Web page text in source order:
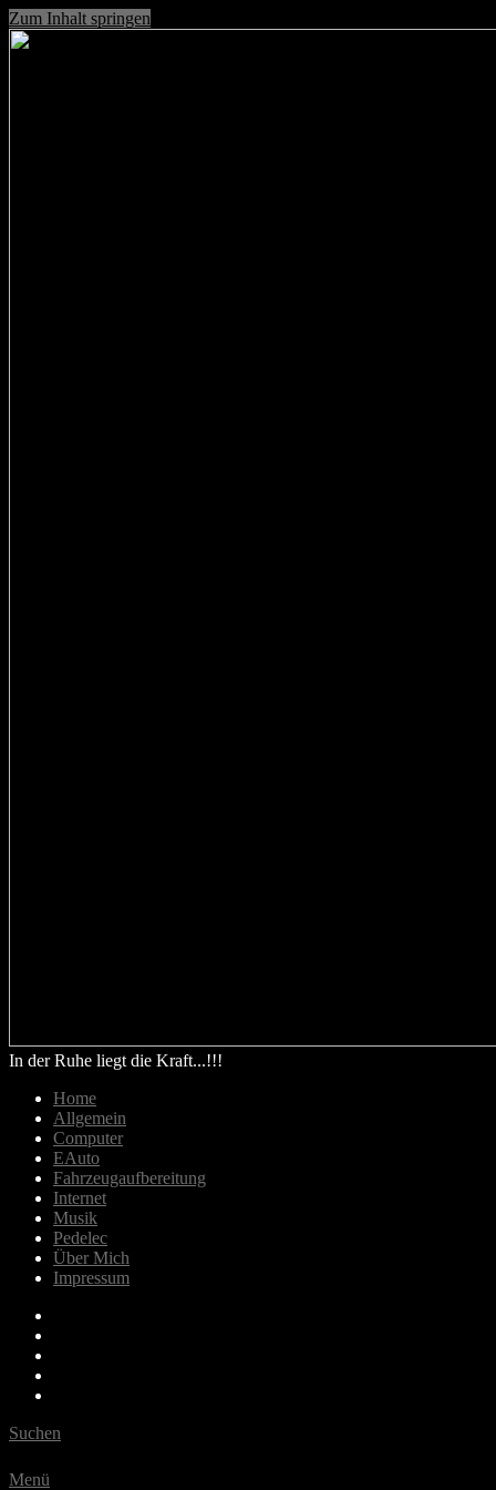
Zum Inhalt springen
In der Ruhe liegt die Kraft...!!!
Home
Allgemein
Computer
EAuto
Fahrzeugaufbereitung
Internet
Musik
Pedelec
Über Mich
Impressum
Suchen
Menü